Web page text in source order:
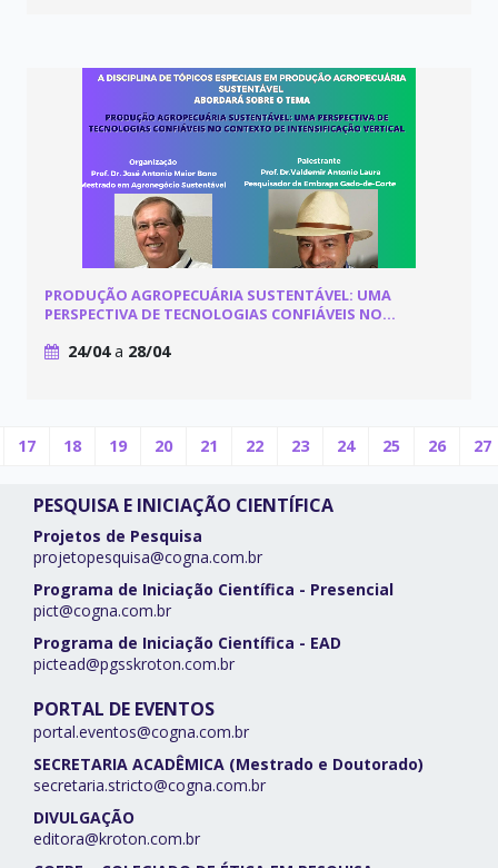
PRODUÇÃO AGROPECUÁRIA SUSTENTÁVEL: UMA
PERSPECTIVA DE TECNOLOGIAS CONFIÁVEIS NO
24/04a 28/04
17 18 19 20 21 22 23 24 25 26 27
PESQUISA E INICIAÇÃO CIENTÍFICA
Projetos de Pesquisa
projetopesquisa@cogna.com.br
Programa de Iniciação Científica - Presencial
pict@cogna.com.br
Programa de Iniciação Científica - EAD
pictead@pgsskroton.com.br
PORTAL DE EVENTOS
portal.eventos@cogna.com.br
SECRETARIA ACADÊMICA (Mestrado e Doutorado)
secretaria.stricto@cogna.com.br
DIVULGAÇÃO
editora@kroton.com.br